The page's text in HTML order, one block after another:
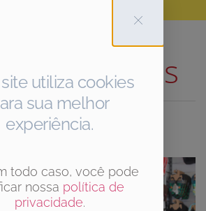
Esportes
utiliza cookies
sua melhor
experiência.
todo caso, você pode
nossa política de
privacidade.